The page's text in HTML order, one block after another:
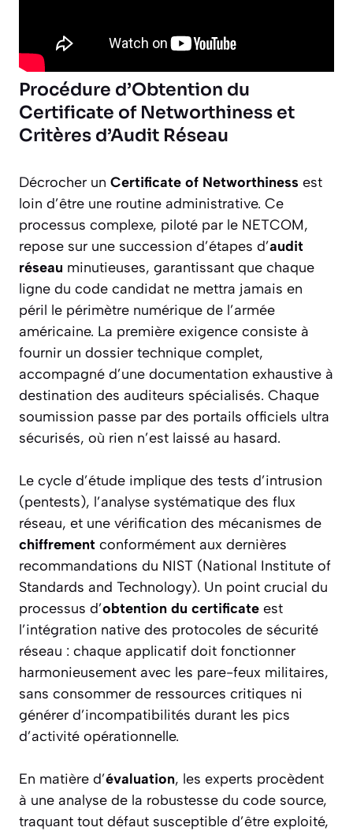
Procédure d’Obtention du
Certificate of Networthiness et
Critères d’Audit Réseau
Décrocher un Certificate of Networthiness est
loin d’être une routine administrative. Ce
processus complexe, piloté par le NETCOM,
repose sur une succession d’étapes d’audit
réseau minutieuses, garantissant que chaque
ligne du code candidat ne mettra jamais en
péril le périmètre numérique de l’armée
américaine. La première exigence consiste à
fournir un dossier technique complet,
accompagné d’une documentation exhaustive à
destination des auditeurs spécialisés. Chaque
soumission passe par des portails officiels ultra
sécurisés, où rien n’est laissé au hasard.
Le cycle d’étude implique des tests d’intrusion
(pentests), l’analyse systématique des flux
réseau, et une vérification des mécanismes de
chiffrement conformément aux dernières
recommandations du NIST (National Institute of
Standards and Technology). Un point crucial du
processus d’obtention du certificate est
l’intégration native des protocoles de sécurité
réseau : chaque applicatif doit fonctionner
harmonieusement avec les pare-feux militaires,
sans consommer de ressources critiques ni
générer d’incompatibilités durant les pics
d’activité opérationnelle.
En matière d’évaluation, les experts procèdent
à une analyse de la robustesse du code source,
traquant tout défaut susceptible d’être exploité,